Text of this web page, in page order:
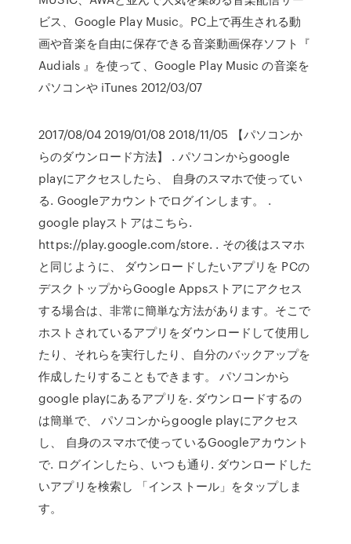
ビス、Google Play Music。PC上で再生される動
画や音楽を自由に保存できる音楽動画保存ソフト『
Audials 』を使って、Google Play Music の音楽を
パソコンや iTunes 2012/03/07
2017/08/04 2019/01/08 2018/11/05 【パソコンか
らのダウンロード方法】 . パソコンからgoogle
playにアクセスしたら、 自身のスマホで使ってい
る. Googleアカウントでログインします。 .
google playストアはこちら.
https://play.google.com/store. . その後はスマホ
と同じように、 ダウンロードしたいアプリを PCの
デスクトップからGoogle Appsストアにアクセス
する場合は、非常に簡単な方法があります。そこで
ホストされているアプリをダウンロードして使用し
たり、それらを実行したり、自分のバックアップを
作成したりすることもできます。 パソコンから
google playにあるアプリを. ダウンロードするの
は簡単で、 パソコンからgoogle playにアクセス
し、 自身のスマホで使っているGoogleアカウント
で. ログインしたら、いつも通り. ダウンロードした
いアプリを検索し 「インストール」をタップしま
す。